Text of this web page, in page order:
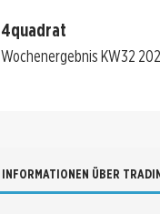
4quadrat
Wochenergebnis KW32
INFORMATIONEN ÜBER